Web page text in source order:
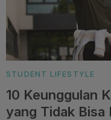
STUDENT LIFESTYLE
10 Keunggulan
yang Tidak Bisa